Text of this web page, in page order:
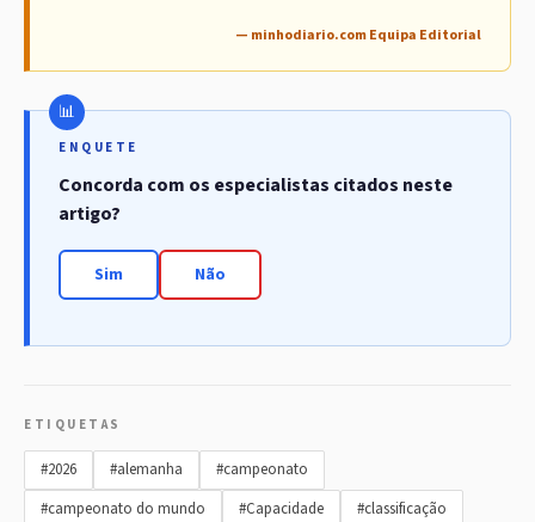
— minhodiario.com Equipa Editorial
ENQUETE
Concorda com os especialistas citados neste
artigo?
Sim Não
ETIQUETAS
#2026 #alemanha
#campeonato
#campeonato do mundo
#Capacidade
#classificação